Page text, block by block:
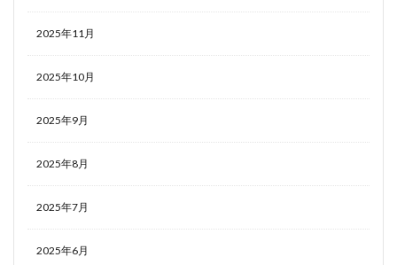
2025年11月
2025年10月
2025年9月
2025年8月
2025年7月
2025年6月